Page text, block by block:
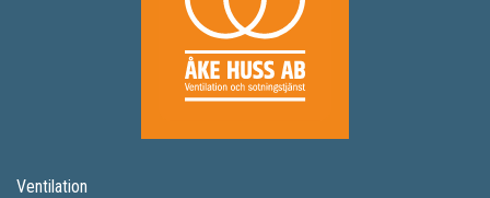
Ventilation